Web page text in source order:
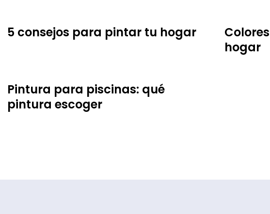
5 consejos para pintar tu hogar
hogar
Pintura para piscinas: qué
pintura escoger